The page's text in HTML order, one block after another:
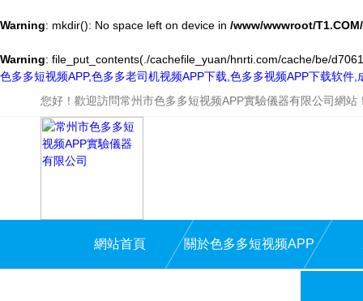
Warning: mkdir(): No space left on device in /www/wwwroot/
Warning: file_put_contents(./cachefile_yuan/hnrti.com/cache/be/
色多多短视频APP,色多多老司机视频APP下载,色多多视频APP下载软件,
您好！歡迎訪問常州市色多多短视频APP實驗儀器有限公司網站
網站首頁 關於色多多短视频APP